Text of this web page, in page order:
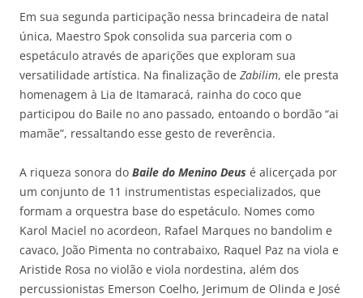
Em sua segunda participação nessa brincadeira de natal
única, Maestro Spok consolida sua parceria com o
espetáculo através de aparições que exploram sua
versatilidade artística. Na finalização de Zabilim, ele presta
homenagem à Lia de Itamaracá, rainha do coco que
participou do Baile no ano passado, entoando o bordão “ai
mamãe”, ressaltando esse gesto de reverência.
A riqueza sonora do Baile do Menino Deus é alicerçada por
um conjunto de 11 instrumentistas especializados, que
formam a orquestra base do espetáculo. Nomes como
Karol Maciel no acordeon, Rafael Marques no bandolim e
cavaco, João Pimenta no contrabaixo, Raquel Paz na viola e
Aristide Rosa no violão e viola nordestina, além dos
percussionistas Emerson Coelho, Jerimum de Olinda e José